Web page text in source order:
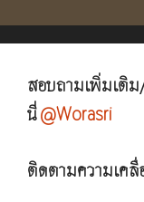
สอบถามเพิ่มเติ
นี่@Worasri
ติดตามความเคลื่